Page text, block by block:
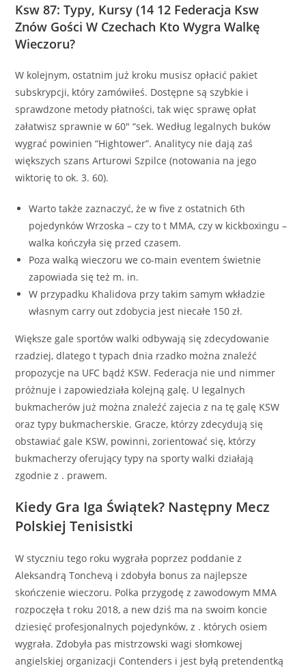
Ksw 87: Typy, Kursy (14 12 Federacja Ksw
Znów Gości W Czechach Kto Wygra Walkę
Wieczoru?
W kolejnym, ostatnim już kroku musisz opłacić pakiet
subskrypcji, który zamówiłeś. Dostępne są szybkie i
sprawdzone metody płatności, tak więc sprawę opłat
załatwisz sprawnie w 60″ “sek. Według legalnych buków
wygrać powinien “Hightower”. Analitycy nie dają zaś
większych szans Arturowi Szpilce (notowania na jego
wiktorię to ok. 3. 60).
Warto także zaznaczyć, że w five z ostatnich 6th
pojedynków Wrzoska – czy to t MMA, czy w kickboxingu –
walka kończyła się przed czasem.
Poza walką wieczoru we co-main eventem świetnie
zapowiada się też m. in.
W przypadku Khalidova przy takim samym wkładzie
własnym carry out zdobycia jest niecałe 150 zł.
Większe gale sportów walki odbywają się zdecydowanie
rzadziej, dlatego t typach dnia rzadko można znaleźć
propozycje na UFC bądź KSW. Federacja nie und nimmer
próżnuje i zapowiedziała kolejną galę. U legalnych
bukmacherów już można znaleźć zajecia z na tę galę KSW
oraz typy bukmacherskie. Gracze, którzy zdecydują się
obstawiać gale KSW, powinni, zorientować się, którzy
bukmacherzy oferujący typy na sporty walki działają
zgodnie z . prawem.
Kiedy Gra Iga Świątek? Następny Mecz
Polskiej Tenisistki
W styczniu tego roku wygrała poprzez poddanie z
Aleksandrą Tonchevą i zdobyła bonus za najlepsze
skończenie wieczoru. Polka przygodę z zawodowym MMA
rozpoczęła t roku 2018, a new dziś ma na swoim koncie
dziesięć profesjonalnych pojedynków, z . których osiem
wygrała. Zdobyła pas mistrzowski wagi słomkowej
angielskiej organizacji Contenders i jest byłą pretendentką